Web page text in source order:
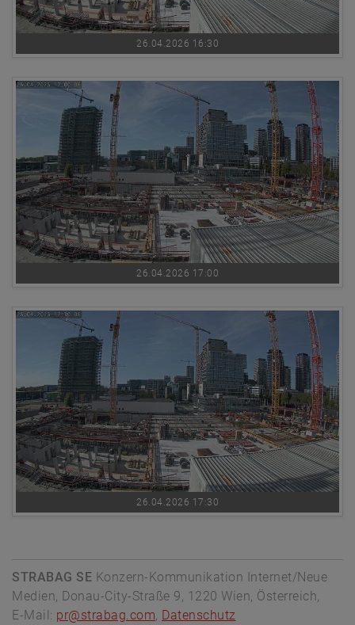
26.04.2026 16:30
26.04.2026 17:00
26.04.2026 17:30
STRABAG SE Konzern-Kommunikation Internet/Neue
Medien, Donau-City-Straße 9, 1220 Wien, Österreich,
E-Mail: pr@strabag.com, Datenschutz